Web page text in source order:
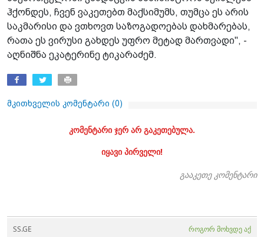
ჰქონდეს, ჩვენ ვაკეთებთ მაქსიმუმს, თუმცა ეს არის
საკმარისი და ვთხოვთ საზოგადოებას დახმარებას,
რათა ეს ვირუსი გახდეს უფრო მეტად მართვადი", -
აღნიშნა ეკატერინე ტიკარაძემ.
მკითხველის კომენტარი (0)
კომენტარი ჯერ არ გაკეთებულა.
იყავი პირველი!
გააკეთე კომენტარი
SS.GE როგორ მოხვდე აქ